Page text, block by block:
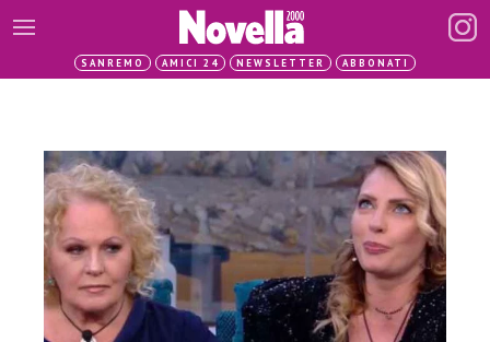
SANREMO AMICI 24 NEWSLETTER ABBONATI